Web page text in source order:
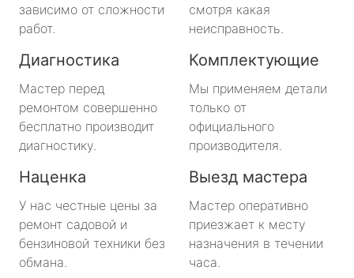
зависимо от сложности
работ.
смотря какая
неисправность.
Диагностика
Мастер перед
ремонтом совершенно
бесплатно производит
диагностику.
Комплектующие
Мы применяем детали
только от
официального
производителя.
Наценка
У нас честные цены за
ремонт садовой и
бензиновой техники без
обмана.
Выезд мастера
Мастер оперативно
приезжает к месту
назначения в течении
часа.